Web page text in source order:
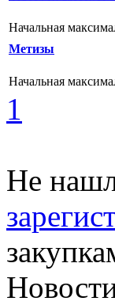
Начальная
Метизы
Начальная
1
Не